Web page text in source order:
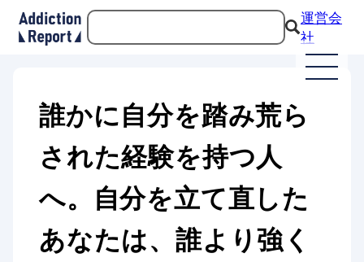
運営会
社
誰かに自分を踏み荒ら
された経験を持つ人
へ。自分を立て直した
あなたは、誰より強く